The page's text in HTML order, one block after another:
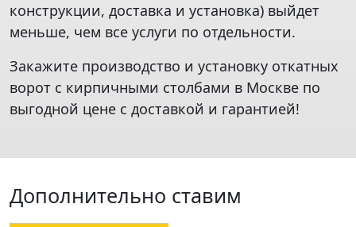
конструкции, доставка и установка) выйдет
меньше, чем все услуги по отдельности.
Закажите производство и установку откатных
ворот с кирпичными столбами в Москве по
выгодной цене с доставкой и гарантией!
Дополнительно ставим